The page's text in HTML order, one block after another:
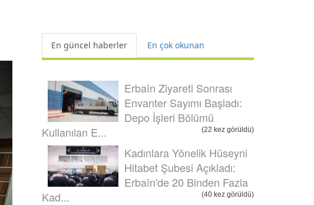
En güncel haberler En çok okunan
Erbaîn Ziyareti Sonrası
Envanter Sayımı Başladı:
Depo İşleri Bölümü
Kullanılan E...
(22 kez görüldü)
Kadınlara Yönelik Hüseyni
Hitabet Şubesi Açıkladı:
Erbaîn'de 20 Binden Fazla
Kad...
(40 kez görüldü)